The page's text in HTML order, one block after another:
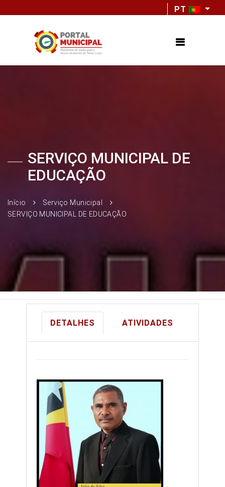
PT
SERVIÇO MUNICIPAL DE
EDUCAÇÃO
Início
Serviço Municipal
SERVIÇO MUNICIPAL DE EDUCAÇÃO
DETALHES ATIVIDADES